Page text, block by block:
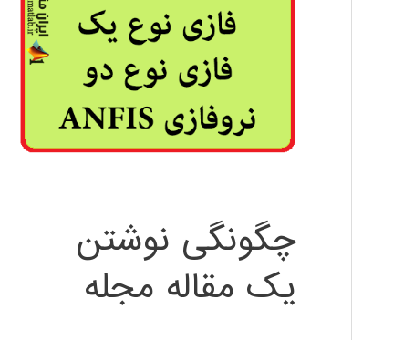
چگونگی نوشتن
یک مقاله مجله